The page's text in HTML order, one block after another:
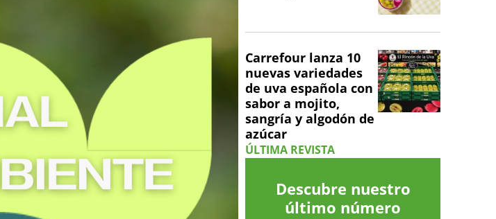
Carrefour lanza 10
nuevas variedades
de uva española con
sabor a mojito,
sangría y algodón de
azúcar
ÚLTIMA REVISTA
Descubre nuestro
último número